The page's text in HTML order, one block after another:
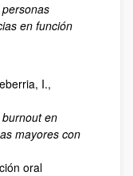
en función
I.,
en
mayores con
oral